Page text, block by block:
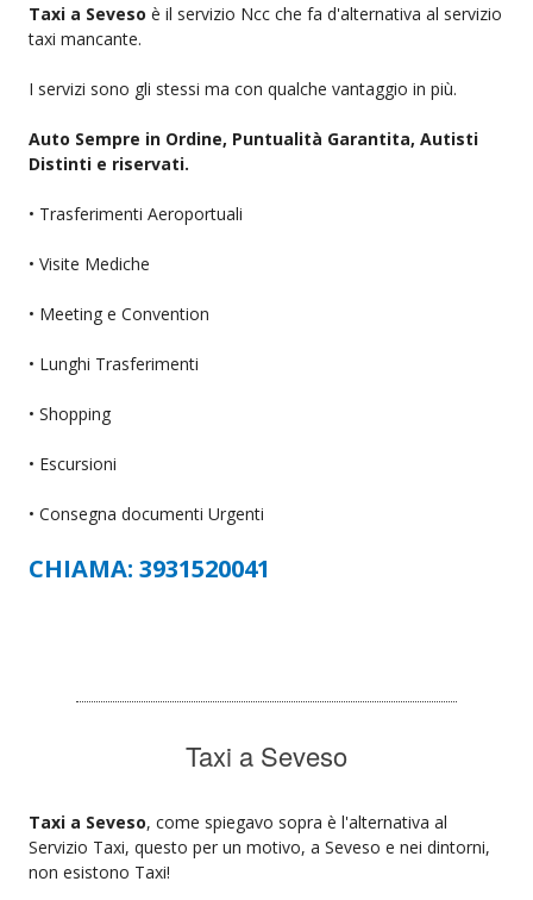
Taxi a Seveso è il servizio Ncc che fa d'alternativa al servizio
taxi mancante.
I servizi sono gli stessi ma con qualche vantaggio in più.
Auto Sempre in Ordine, Puntualità Garantita, Autisti
Distinti e riservati.
• Trasferimenti Aeroportuali
• Visite Mediche
• Meeting e Convention
• Lunghi Trasferimenti
• Shopping
• Escursioni
• Consegna documenti Urgenti
CHIAMA: 3931520041
Taxi a Seveso
Taxi a Seveso, come spiegavo sopra è l'alternativa al
Servizio Taxi, questo per un motivo, a Seveso e nei dintorni,
non esistono Taxi!